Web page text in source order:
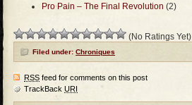
Pro Pain – The Final Revolution (2)
(No Ratings Yet)
Filed under: Chroniques
RSS feed for comments on this post
TrackBack URI